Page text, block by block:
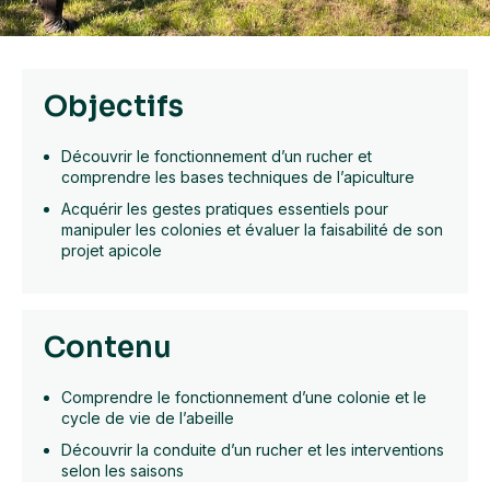
Objectifs
Découvrir le fonctionnement d’un rucher et
comprendre les bases techniques de l’apiculture
Acquérir les gestes pratiques essentiels pour
manipuler les colonies et évaluer la faisabilité de son
projet apicole
Contenu
Comprendre le fonctionnement d’une colonie et le
cycle de vie de l’abeille
Découvrir la conduite d’un rucher et les interventions
selon les saisons